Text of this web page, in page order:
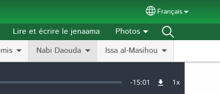
Select your
Français
Nabi Daouda Issa al-Masihou
Lire et écrire le jenaama Photos
Remaining
-15:01 1xVitesse